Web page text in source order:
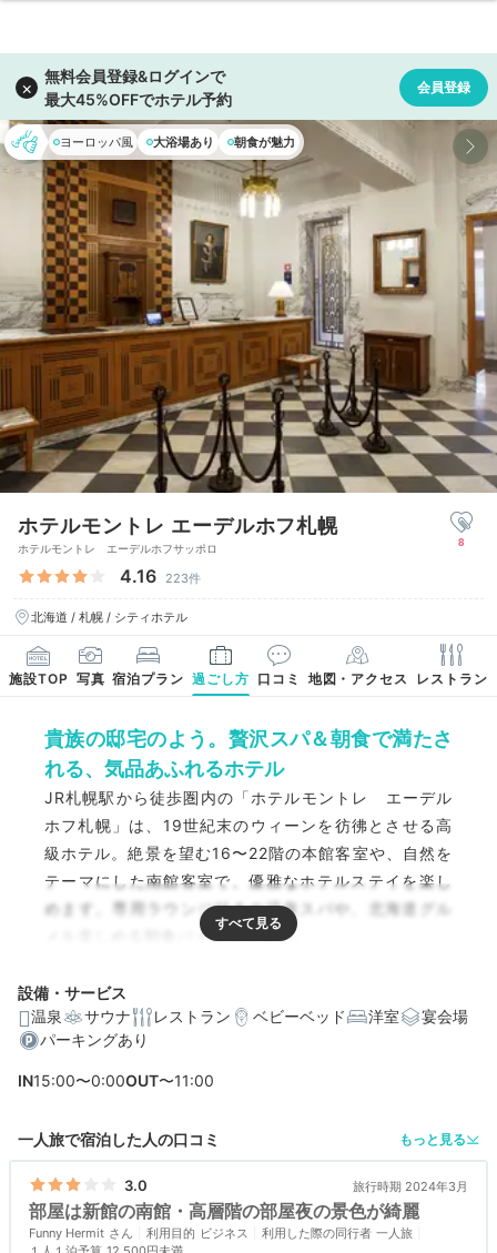
ヨーロッパ風 大浴場あり 朝食が魅力
ホテルモントレ エーデルホフ札幌
ホテルモントレ エーデルホフサッポロ
4.16 223件
北海道 / 札幌 / シティホテル
8
施設TOP 写真 宿泊プラン 過ごし方 口コミ 地図・アクセス レストラン
貴族の邸宅のよう。贅沢スパ＆朝食で満たさ
れる、気品あふれるホテル
JR札幌駅から徒歩圏内の「ホテルモントレ エーデル
ホフ札幌」は、19世紀末のウィーンを彷彿とさせる高
級ホテル。絶景を望む16〜22階の本館客室や、自然を
テーマにした南館客室で、優雅なホテルステイを楽し
めます。専用ラウンジ付きの温泉スパや、北海道グル
メを楽しめる朝食バイキングも◎。
編集部おすすめの３つのポイント
夜景を前に天然温泉を満喫。ラウンジや岩盤浴付きの充
出来たてメニューも楽しめる、和洋の朝食バイキング
設備・サービス
温泉
サウナ レストラン ベビーベッド 洋室
宴会場
パーキングあり
IN15:00〜0:00OUT〜11:00
一人旅で宿泊した人の口コミ もっと見る
3.0 旅行時期 2024年3月
部屋は新館の南館・高層階の部屋夜の景色が綺麗
Funny Hermit 利用目的 ビジネス 利用した際の同行者 一人旅